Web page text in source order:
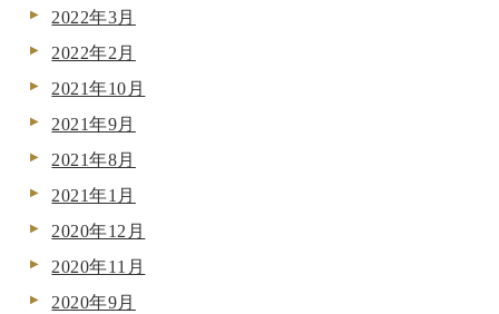
2022年3月
2022年2月
2021年10月
2021年9月
2021年8月
2021年1月
2020年12月
2020年11月
2020年9月